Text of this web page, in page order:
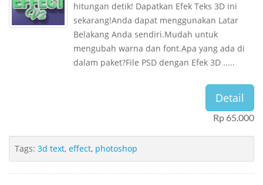
hitungan detik! Dapatkan Efek Teks 3D ini
sekarang!Anda dapat menggunakan Latar
Belakang Anda sendiri.Mudah untuk
mengubah warna dan font.Apa yang ada di
dalam paket?File PSD dengan Efek 3D .....
Detail
Rp 65.000
Tags: 3d text, effect, photoshop